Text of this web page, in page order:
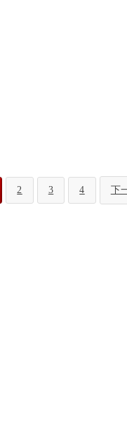
2 3 4 下